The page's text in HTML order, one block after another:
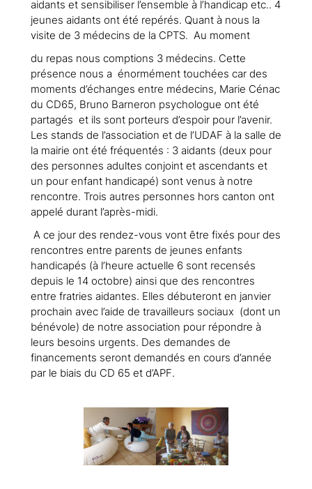
aidants et sensibiliser l’ensemble à l’handicap etc.. 4
jeunes aidants ont été repérés. Quant à nous la
visite de 3 médecins de la CPTS. Au moment
du repas nous comptions 3 médecins. Cette
présence nous a énormément touchées car des
moments d’échanges entre médecins, Marie Cénac
du CD65, Bruno Barneron psychologue ont été
partagés et ils sont porteurs d’espoir pour l’avenir.
Les stands de l’association et de l’UDAF à la salle de
la mairie ont été fréquentés : 3 aidants (deux pour
des personnes adultes conjoint et ascendants et
un pour enfant handicapé) sont venus à notre
rencontre. Trois autres personnes hors canton ont
appelé durant l’après-midi.
A ce jour des rendez-vous vont être fixés pour des
rencontres entre parents de jeunes enfants
handicapés (à l’heure actuelle 6 sont recensés
depuis le 14 octobre) ainsi que des rencontres
entre fratries aidantes. Elles débuteront en janvier
prochain avec l’aide de travailleurs sociaux (dont un
bénévole) de notre association pour répondre à
leurs besoins urgents. Des demandes de
financements seront demandés en cours d’année
par le biais du CD 65 et d’APF.